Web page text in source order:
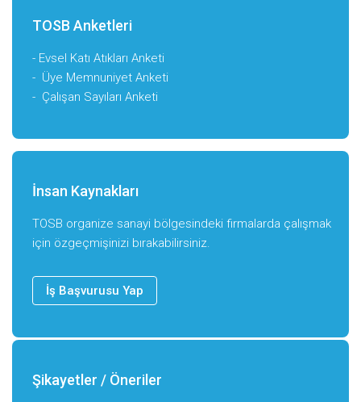
TOSB Anketleri
- Evsel Katı Atıkları Anketi
- Üye Memnuniyet Anketi
- Çalışan Sayıları Anketi
İnsan Kaynakları
TOSB organize sanayi bölgesindeki firmalarda çalışmak
için özgeçmişinizi bırakabilirsiniz.
İş Başvurusu Yap
Şikayetler / Öneriler